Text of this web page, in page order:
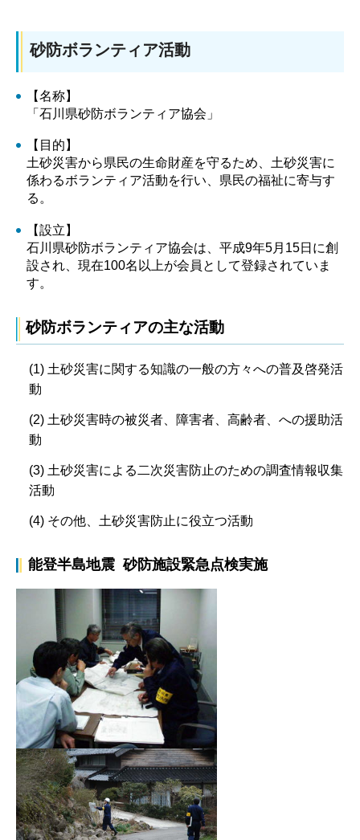
砂防ボランティア活動
【名称】
「石川県砂防ボランティア協会」
【目的】
土砂災害から県民の生命財産を守るため、土砂災害に
係わるボランティア活動を行い、県民の福祉に寄与す
る。
【設立】
石川県砂防ボランティア協会は、平成9年5月15日に創
設され、現在100名以上が会員として登録されていま
す。
砂防ボランティアの主な活動
(1) 土砂災害に関する知識の一般の方々への普及啓発活
動
(2) 土砂災害時の被災者、障害者、高齢者、への援助活
動
(3) 土砂災害による二次災害防止のための調査情報収集
活動
(4) その他、土砂災害防止に役立つ活動
能登半島地震 砂防施設緊急点検実施